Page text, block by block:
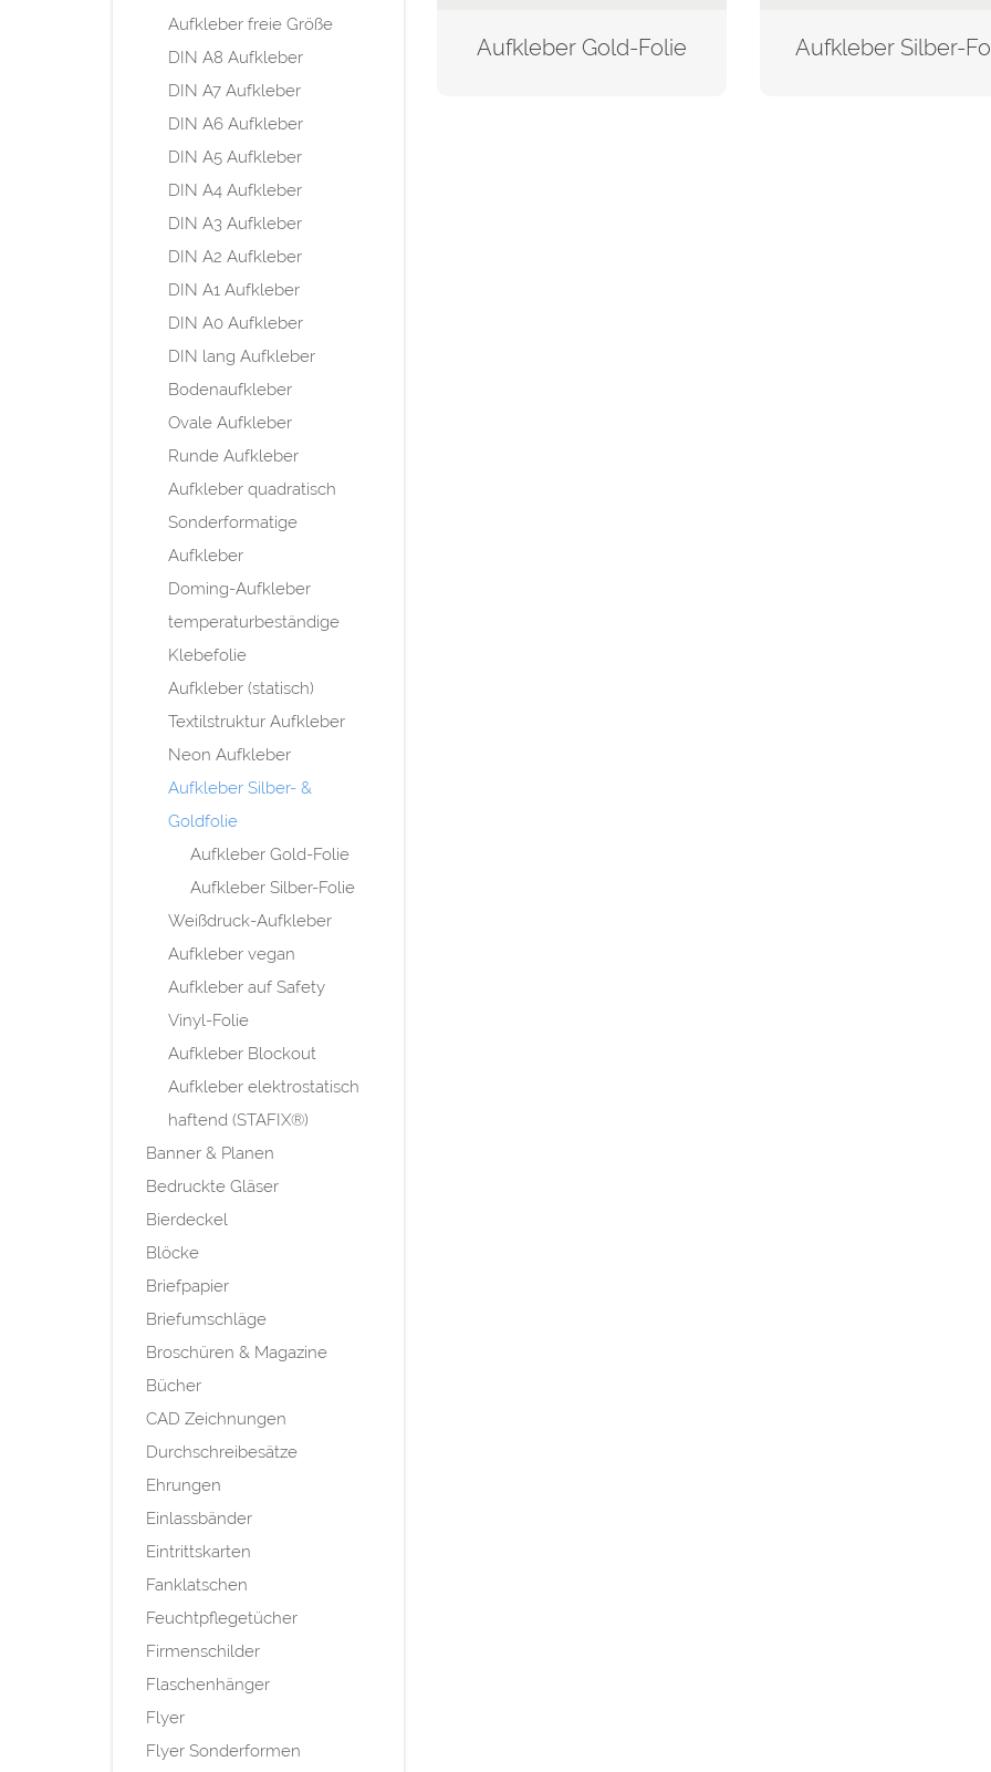
Aufkleber freie Größe
DIN A8 Aufkleber
DIN A7 Aufkleber
DIN A6 Aufkleber
DIN A5 Aufkleber
DIN A4 Aufkleber
DIN A3 Aufkleber
DIN A2 Aufkleber
DIN A1 Aufkleber
DIN A0 Aufkleber
DIN lang Aufkleber
Bodenaufkleber
Ovale Aufkleber
Runde Aufkleber
Aufkleber quadratisch
Sonderformatige
Aufkleber
Doming-Aufkleber
temperaturbeständige
Klebefolie
Aufkleber (statisch)
Textilstruktur Aufkleber
Neon Aufkleber
Aufkleber Silber- &
Goldfolie
Aufkleber Gold-Folie
Aufkleber Silber-Folie
Weißdruck-Aufkleber
Aufkleber vegan
Aufkleber auf Safety
Vinyl-Folie
Aufkleber Blockout
Aufkleber elektrostatisch
haftend (STAFIX®)
Banner & Planen
Bedruckte Gläser
Bierdeckel
Blöcke
Briefpapier
Briefumschläge
Broschüren & Magazine
Bücher
CAD Zeichnungen
Durchschreibesätze
Ehrungen
Einlassbänder
Eintrittskarten
Fanklatschen
Feuchtpflegetücher
Firmenschilder
Flaschenhänger
Flyer
Flyer Sonderformen
Aufkleber Gold-Folie Aufkleber Silber-